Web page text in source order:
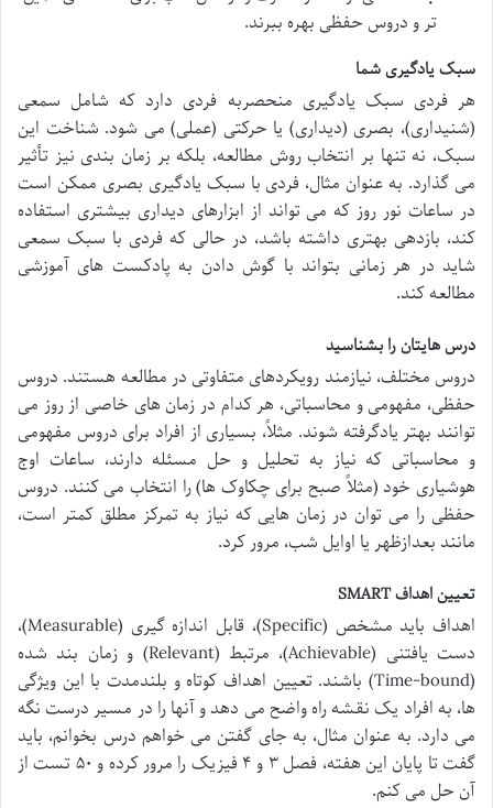
تر و دروس حفظی بهره ببرند.
سبک یادگیری شما
هر فردی سبک یادگیری منحصربه فردی دارد که شامل سمعی
(شنیداری)، بصری (دیداری) یا حرکتی (عملی) می شود. شناخت این
سبک، نه تنها بر انتخاب روش مطالعه، بلکه بر زمان بندی نیز تأثیر
می گذارد. به عنوان مثال، فردی با سبک یادگیری بصری ممکن است
در ساعات نور روز که می تواند از ابزارهای دیداری بیشتری استفاده
کند، بازدهی بهتری داشته باشد، در حالی که فردی با سبک سمعی
شاید در هر زمانی بتواند با گوش دادن به پادکست های آموزشی
مطالعه کند.
درس هایتان را بشناسید
دروس مختلف، نیازمند رویکردهای متفاوتی در مطالعه هستند. دروس
حفظی، مفهومی و محاسباتی، هر کدام در زمان های خاصی از روز می
توانند بهتر یادگرفته شوند. مثلاً، بسیاری از افراد برای دروس مفهومی
و محاسباتی که نیاز به تحلیل و حل مسئله دارند، ساعات اوج
هوشیاری خود (مثلاً صبح برای چکاوک ها) را انتخاب می کنند. دروس
حفظی را می توان در زمان هایی که نیاز به تمرکز مطلق کمتر است،
مانند بعدازظهر یا اوایل شب، مرور کرد.
تعیین اهداف SMART
اهداف باید مشخص (Specific)، قابل اندازه گیری (Measurable)،
دست یافتنی (Achievable)، مرتبط (Relevant) و زمان بند شده
(Time-bound) باشند. تعیین اهداف کوتاه و بلندمدت با این ویژگی
ها، به افراد یک نقشه راه واضح می دهد و آنها را در مسیر درست نگه
می دارد. به عنوان مثال، به جای گفتن می خواهم درس بخوانم، باید
گفت تا پایان این هفته، فصل ۳ و ۴ فیزیک را مرور کرده و ۵۰ تست از
آن حل می کنم.